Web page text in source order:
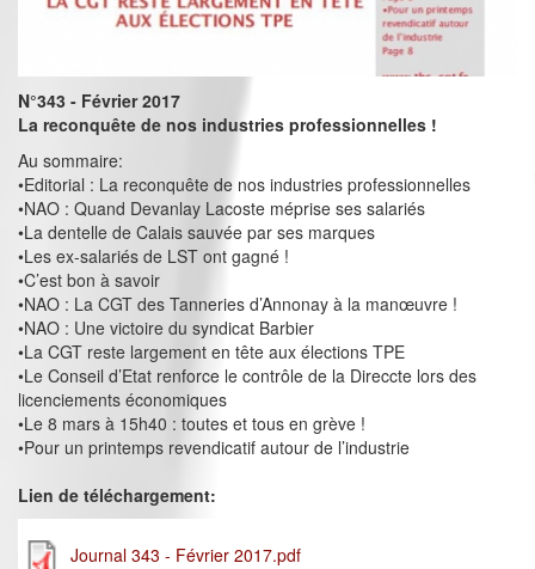
N°343 - Février 2017
La reconquête de nos industries professionnelles !
Au sommaire:
•Editorial : La reconquête de nos industries professionnelles
•NAO : Quand Devanlay Lacoste méprise ses salariés
•La dentelle de Calais sauvée par ses marques
•Les ex-salariés de LST ont gagné !
•C’est bon à savoir
•NAO : La CGT des Tanneries d’Annonay à la manœuvre !
•NAO : Une victoire du syndicat Barbier
•La CGT reste largement en tête aux élections TPE
•Le Conseil d’Etat renforce le contrôle de la Direccte lors des
licenciements économiques
•Le 8 mars à 15h40 : toutes et tous en grève !
•Pour un printemps revendicatif autour de l’industrie
Lien de téléchargement:
Journal 343 - Février 2017.pdf